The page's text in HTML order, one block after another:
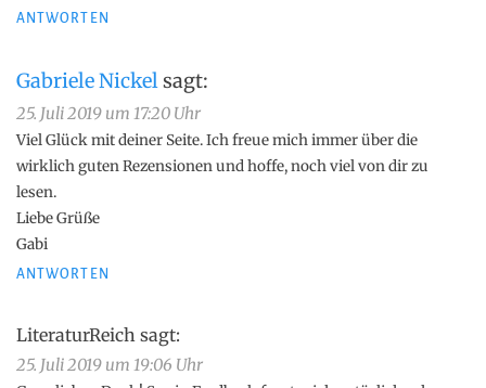
ANTWORTEN
Gabriele Nickelsagt:
25. Juli 2019 um 17:20 Uhr
Viel Glück mit deiner Seite. Ich freue mich immer über die
wirklich guten Rezensionen und hoffe, noch viel von dir zu
lesen.
Liebe Grüße
Gabi
ANTWORTEN
LiteraturReich sagt:
25. Juli 2019 um 19:06 Uhr